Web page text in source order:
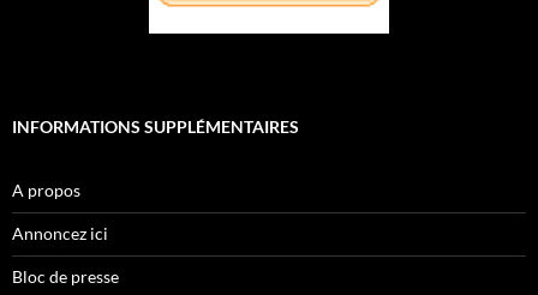
INFORMATIONS SUPPLÉMENTAIRES
A propos
Annoncez ici
Bloc de presse